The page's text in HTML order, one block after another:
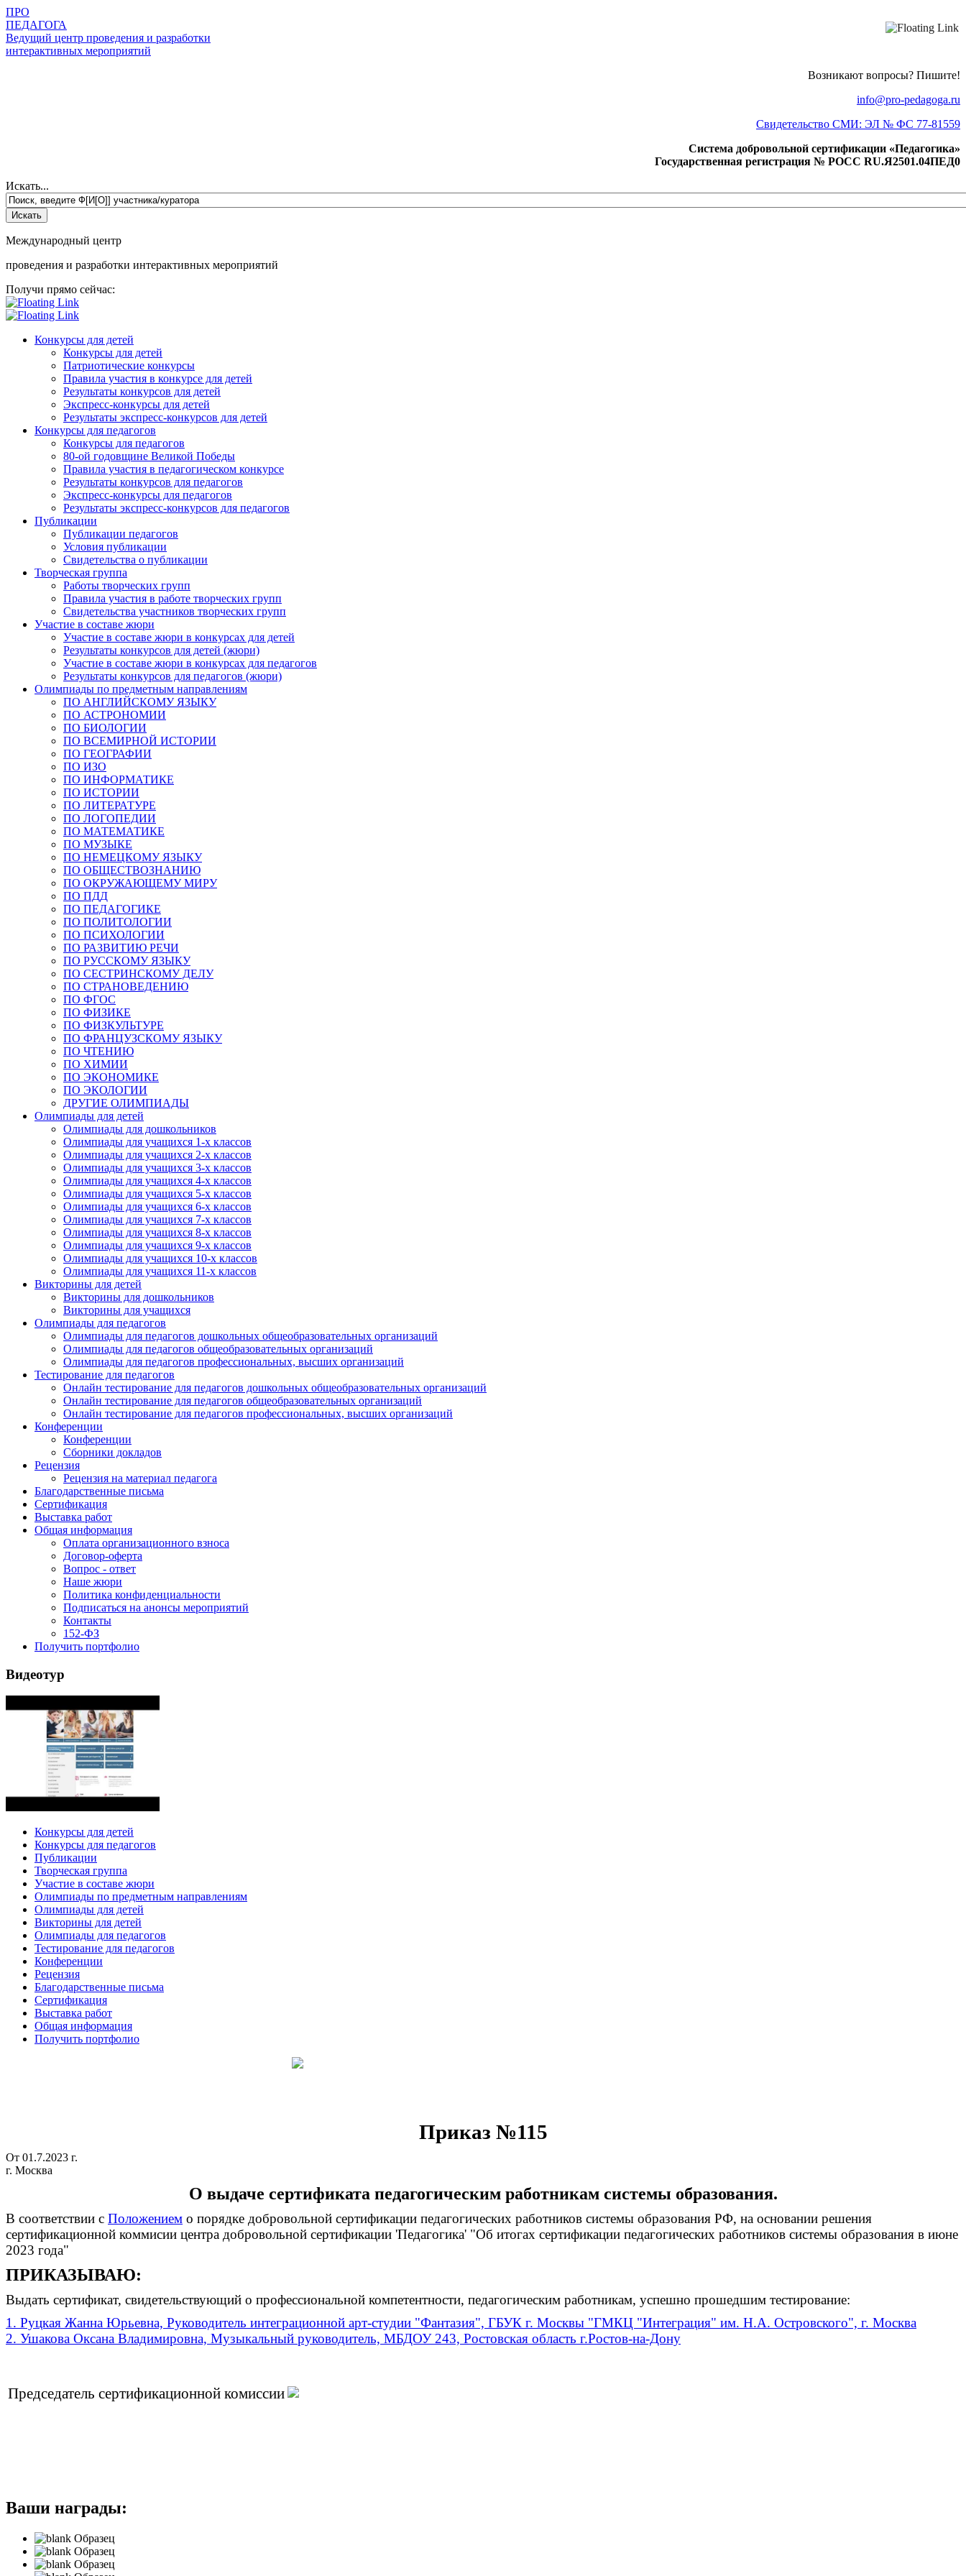
ПРО
ПЕДАГОГА
Ведущий центр проведения и разработки
интерактивных мероприятий
Возникают вопросы? Пишите!
info@pro-pedagoga.ru
Свидетельство СМИ: ЭЛ № ФС 77-81559
Система добровольной сертификации «Педагогика»
Государственная регистрация № РОСС RU.Я2501.04ПЕД0
Искать...
Международный центр
проведения и разработки интерактивных мероприятий
Получи прямо сейчас:
Конкурсы для детей
Конкурсы для детей
Патриотические конкурсы
Правила участия в конкурсе для детей
Результаты конкурсов для детей
Экспресс-конкурсы для детей
Результаты экспресс-конкурсов для детей
Конкурсы для педагогов
Конкурсы для педагогов
80-ой годовщине Великой Победы
Правила участия в педагогическом конкурсе
Результаты конкурсов для педагогов
Экспресс-конкурсы для педагогов
Результаты экспресс-конкурсов для педагогов
Публикации
Публикации педагогов
Условия публикации
Свидетельства о публикации
Творческая группа
Работы творческих групп
Правила участия в работе творческих групп
Свидетельства участников творческих групп
Участие в составе жюри
Участие в составе жюри в конкурсах для детей
Результаты конкурсов для детей (жюри)
Участие в составе жюри в конкурсах для педагогов
Результаты конкурсов для педагогов (жюри)
Олимпиады по предметным направлениям
ПО АНГЛИЙСКОМУ ЯЗЫКУ
ПО АСТРОНОМИИ
ПО БИОЛОГИИ
ПО ВСЕМИРНОЙ ИСТОРИИ
ПО ГЕОГРАФИИ
ПО ИЗО
ПО ИНФОРМАТИКЕ
ПО ИСТОРИИ
ПО ЛИТЕРАТУРЕ
ПО ЛОГОПЕДИИ
ПО МАТЕМАТИКЕ
ПО МУЗЫКЕ
ПО НЕМЕЦКОМУ ЯЗЫКУ
ПО ОБЩЕСТВОЗНАНИЮ
ПО ОКРУЖАЮЩЕМУ МИРУ
ПО ПДД
ПО ПЕДАГОГИКЕ
ПО ПОЛИТОЛОГИИ
ПО ПСИХОЛОГИИ
ПО РАЗВИТИЮ РЕЧИ
ПО РУССКОМУ ЯЗЫКУ
ПО СЕСТРИНСКОМУ ДЕЛУ
ПО СТРАНОВЕДЕНИЮ
ПО ФГОС
ПО ФИЗИКЕ
ПО ФИЗКУЛЬТУРЕ
ПО ФРАНЦУЗСКОМУ ЯЗЫКУ
ПО ЧТЕНИЮ
ПО ХИМИИ
ПО ЭКОНОМИКЕ
ПО ЭКОЛОГИИ
ДРУГИЕ ОЛИМПИАДЫ
Олимпиады для детей
Олимпиады для дошкольников
Олимпиады для учащихся 1-х классов
Олимпиады для учащихся 2-х классов
Олимпиады для учащихся 3-х классов
Олимпиады для учащихся 4-х классов
Олимпиады для учащихся 5-х классов
Олимпиады для учащихся 6-х классов
Олимпиады для учащихся 7-х классов
Олимпиады для учащихся 8-х классов
Олимпиады для учащихся 9-х классов
Олимпиады для учащихся 10-х классов
Олимпиады для учащихся 11-х классов
Викторины для детей
Викторины для дошкольников
Викторины для учащихся
Олимпиады для педагогов
Олимпиады для педагогов дошкольных общеобразовательных организаций
Олимпиады для педагогов общеобразовательных организаций
Олимпиады для педагогов профессиональных, высших организаций
Тестирование для педагогов
Онлайн тестирование для педагогов дошкольных общеобразовательных организаций
Онлайн тестирование для педагогов общеобразовательных организаций
Онлайн тестирование для педагогов профессиональных, высших организаций
Конференции
Конференции
Сборники докладов
Рецензия
Рецензия на материал педагога
Благодарственные письма
Сертификация
Выставка работ
Общая информация
Оплата организационного взноса
Договор-оферта
Вопрос - ответ
Наше жюри
Политика конфиденциальности
Подписаться на анонсы мероприятий
Контакты
152-ФЗ
Получить портфолио
Видеотур
Конкурсы для детей
Конкурсы для педагогов
Публикации
Творческая группа
Участие в составе жюри
Олимпиады по предметным направлениям
Олимпиады для детей
Викторины для детей
Олимпиады для педагогов
Тестирование для педагогов
Конференции
Рецензия
Благодарственные письма
Сертификация
Выставка работ
Общая информация
Получить портфолио
Приказ №115
От 01.7.2023 г.
г. Москва
О выдаче сертификата педагогическим работникам системы образования.
В соответствии с Положением о порядке добровольной сертификации педагогических работников системы образования РФ, на основании решения
сертификационной коммисии центра добровольной сертификации 'Педагогика' "Об итогах сертификации педагогических работников системы образования в июне
2023 года"
ПРИКАЗЫВАЮ:
Выдать сертификат, свидетельствующий о профессиональной компетентности, педагогическим работникам, успешно прошедшим тестирование:
1. Руцкая Жанна Юрьевна, Руководитель интеграционной арт-студии "Фантазия", ГБУК г. Москвы "ГМКЦ "Интеграция" им. Н.А. Островского", г. Москва
2. Ушакова Оксана Владимировна, Музыкальный руководитель, МБДОУ 243, Ростовская область г.Ростов-на-Дону
Председатель сертификационной комиссии
PRO
Ваши награды:
Образец
Образец
Образец